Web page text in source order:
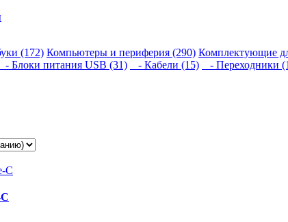
(172) Компьютеры и периферия (290) Комплектующие
- Блоки питания USB (31) - Кабели (15) - Переходники